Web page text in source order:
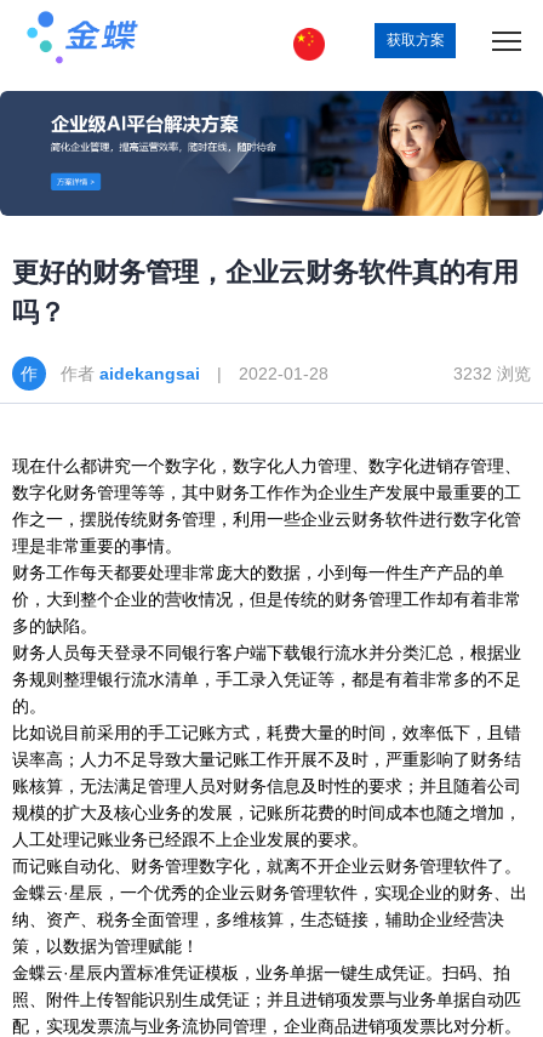
获取方案
更好的财务管理，企业云财务软件真的有用
吗？
作者 aidekangsai | 2022-01-28 3232 浏览
现在什么都讲究一个数字化，数字化人力管理、数字化进销存管理、
数字化财务管理等等，其中财务工作作为企业生产发展中最重要的工
作之一，摆脱传统财务管理，利用一些企业云财务软件进行数字化管
理是非常重要的事情。
财务工作每天都要处理非常庞大的数据，小到每一件生产产品的单
价，大到整个企业的营收情况，但是传统的财务管理工作却有着非常
多的缺陷。
财务人员每天登录不同银行客户端下载银行流水并分类汇总，根据业
务规则整理银行流水清单，手工录入凭证等，都是有着非常多的不足
的。
比如说目前采用的手工记账方式，耗费大量的时间，效率低下，且错
误率高；人力不足导致大量记账工作开展不及时，严重影响了财务结
账核算，无法满足管理人员对财务信息及时性的要求；并且随着公司
规模的扩大及核心业务的发展，记账所花费的时间成本也随之增加，
人工处理记账业务已经跟不上企业发展的要求。
而记账自动化、财务管理数字化，就离不开企业云财务管理软件了。
金蝶云·星辰，一个优秀的企业云财务管理软件，实现企业的财务、出
纳、资产、税务全面管理，多维核算，生态链接，辅助企业经营决
策，以数据为管理赋能！
金蝶云·星辰内置标准凭证模板，业务单据一键生成凭证。扫码、拍
照、附件上传智能识别生成凭证；并且进销项发票与业务单据自动匹
配，实现发票流与业务流协同管理，企业商品进销项发票比对分析。